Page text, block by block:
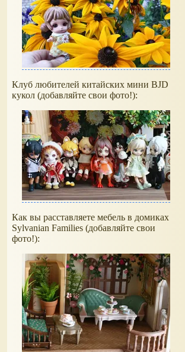
Клуб любителей китайских мини BJD
кукол (добавляйте свои фото!):
Как вы расставляете мебель в домиках
Sylvanian Families (добавляйте свои
фото!):